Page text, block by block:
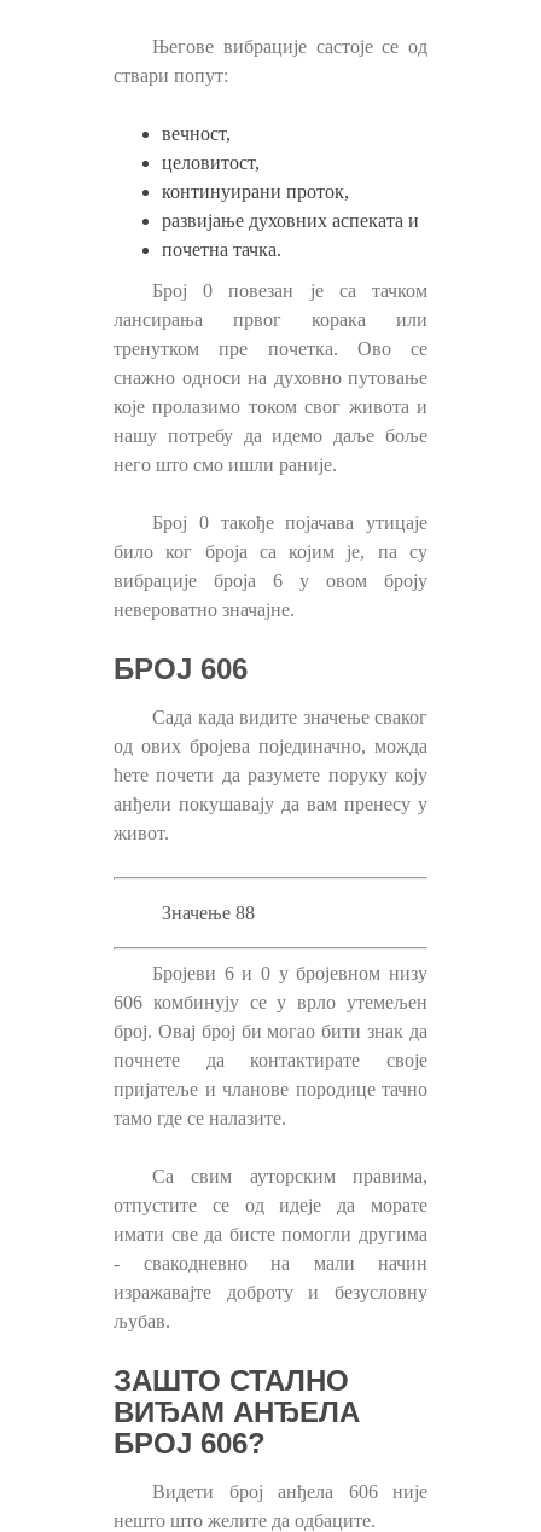
Његове вибрације састоје се од
ствари попут:
вечност,
целовитост,
континуирани проток,
развијање духовних аспеката и
почетна тачка.
Број 0 повезан је са тачком
лансирања првог корака или
тренутком пре почетка. Ово се
снажно односи на духовно путовање
које пролазимо током свог живота и
нашу потребу да идемо даље боље
него што смо ишли раније.
Број 0 такође појачава утицаје
било ког броја са којим је, па су
вибрације броја 6 у овом броју
невероватно значајне.
БРОЈ 606
Сада када видите значење сваког
од ових бројева појединачно, можда
ћете почети да разумете поруку коју
анђели покушавају да вам пренесу у
живот.
Значење 88
Бројеви 6 и 0 у бројевном низу
606 комбинују се у врло утемељен
број. Овај број би могао бити знак да
почнете да контактирате своје
пријатеље и чланове породице тачно
тамо где се налазите.
Са свим ауторским правима,
отпустите се од идеје да морате
имати све да бисте помогли другима
- свакодневно на мали начин
изражавајте доброту и безусловну
љубав.
ЗАШТО СТАЛНО
ВИЂАМ АНЂЕЛА
БРОЈ 606?
Видети број анђела 606 није
нешто што желите да одбаците.